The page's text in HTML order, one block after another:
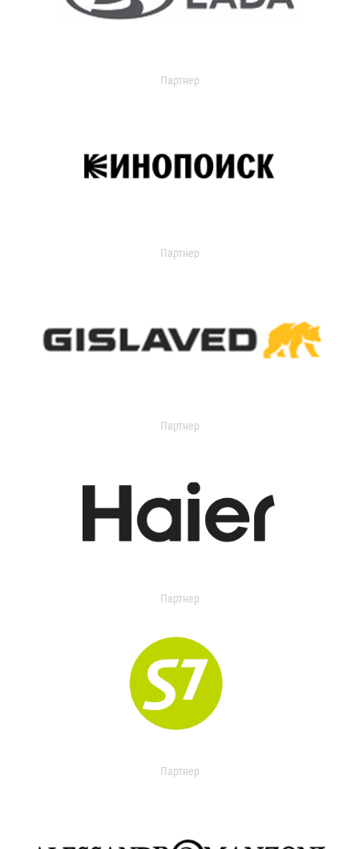
Партнер
Партнер
Партнер
Партнер
Партнер